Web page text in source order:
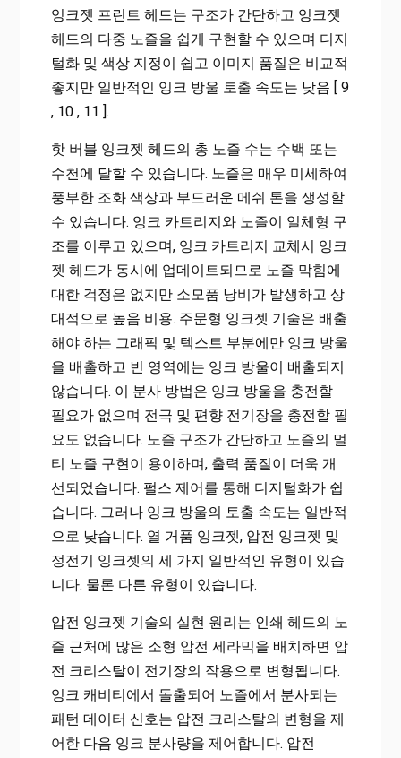
잉크젯 프린트 헤드는 구조가 간단하고 잉크젯
헤드의 다중 노즐을 쉽게 구현할 수 있으며 디지
털화 및 색상 지정이 쉽고 이미지 품질은 비교적
좋지만 일반적인 잉크 방울 토출 속도는 낮음 [ 9
, 10 , 11 ].
핫 버블 잉크젯 헤드의 총 노즐 수는 수백 또는
수천에 달할 수 있습니다. 노즐은 매우 미세하여
풍부한 조화 색상과 부드러운 메쉬 톤을 생성할
수 있습니다. 잉크 카트리지와 노즐이 일체형 구
조를 이루고 있으며, 잉크 카트리지 교체시 잉크
젯 헤드가 동시에 업데이트되므로 노즐 막힘에
대한 걱정은 없지만 소모품 낭비가 발생하고 상
대적으로 높음 비용. 주문형 잉크젯 기술은 배출
해야 하는 그래픽 및 텍스트 부분에만 잉크 방울
을 배출하고 빈 영역에는 잉크 방울이 배출되지
않습니다. 이 분사 방법은 잉크 방울을 충전할
필요가 없으며 전극 및 편향 전기장을 충전할 필
요도 없습니다. 노즐 구조가 간단하고 노즐의 멀
티 노즐 구현이 용이하며, 출력 품질이 더욱 개
선되었습니다. 펄스 제어를 통해 디지털화가 쉽
습니다. 그러나 잉크 방울의 토출 속도는 일반적
으로 낮습니다. 열 거품 잉크젯, 압전 잉크젯 및
정전기 잉크젯의 세 가지 일반적인 유형이 있습
니다. 물론 다른 유형이 있습니다.
압전 잉크젯 기술의 실현 원리는 인쇄 헤드의 노
즐 근처에 많은 소형 압전 세라믹을 배치하면 압
전 크리스탈이 전기장의 작용으로 변형됩니다.
잉크 캐비티에서 돌출되어 노즐에서 분사되는
패턴 데이터 신호는 압전 크리스탈의 변형을 제
어한 다음 잉크 분사량을 제어합니다. 압전